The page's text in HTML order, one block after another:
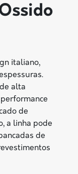
italiano,
alta
de
a linha pode
de